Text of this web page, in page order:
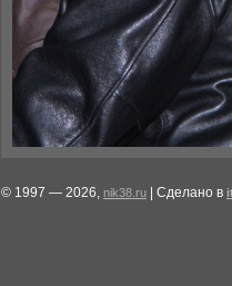
© 1997 — 2026, nik38.ru | Сделано в